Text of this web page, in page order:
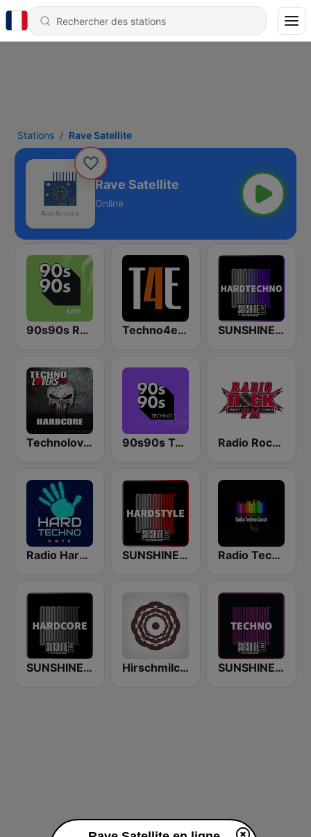
Stations Rave Satellite
Rave Satellite
Online
90s90s Rave Techno4ever Club SUNSHINE LIVE - Hardtechno
Technolovers - HARDCORE 90s90s Techno Radio Rock FM
Radio Hard Techno Rave SUNSHINE LIVE - Hardstyle Radio Techno Dance Kneginec
SUNSHINE LIVE - Hardcore Hirschmilch Psytrance SUNSHINE LIVE - Techno